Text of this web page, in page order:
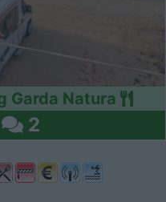
Garda Natura
2